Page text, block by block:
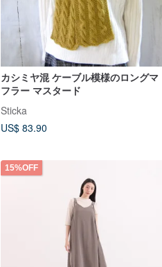
カシミヤ混 ケーブル模様のロングマ
フラー マスタード
Sticka
US$ 83.90
15%OFF